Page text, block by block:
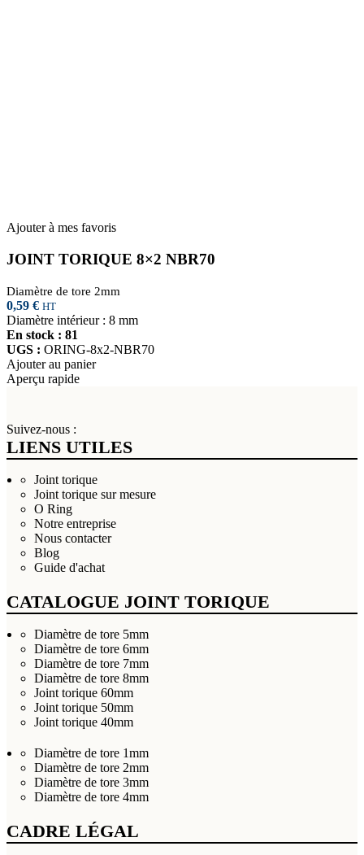
Ajouter à mes favoris
JOINT TORIQUE 8×2 NBR70
Diamètre de tore 2mm
0,59 € HT
Diamètre intérieur : 8 mm
En stock : 81
UGS : ORING-8x2-NBR70
Ajouter au panier
Aperçu rapide
Suivez-nous :
LIENS UTILES
Joint torique
Joint torique sur mesure
O Ring
Notre entreprise
Nous contacter
Blog
Guide d'achat
CATALOGUE JOINT TORIQUE
Diamètre de tore 5mm
Diamètre de tore 6mm
Diamètre de tore 7mm
Diamètre de tore 8mm
Joint torique 60mm
Joint torique 50mm
Joint torique 40mm
Diamètre de tore 1mm
Diamètre de tore 2mm
Diamètre de tore 3mm
Diamètre de tore 4mm
CADRE LÉGAL